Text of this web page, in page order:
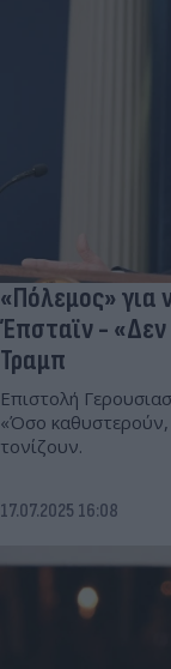
«Πόλεμος» για
Έπσταϊν - «Δεν
Τραμπ
Επιστολή
«Όσο καθυστερούν,
τονίζουν.
17.07.2025 16:08